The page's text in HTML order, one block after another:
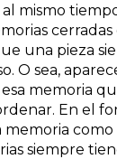
mismo
una pieza
O sea,
memoria
En el
siempre